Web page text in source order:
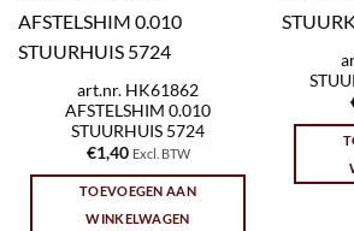
art.nr. HK61862
AFSTELSHIM 0.010
STUURHUIS 5724
€1,40 Excl. BTW
TOEVOEGEN AAN
WINKELWAGEN